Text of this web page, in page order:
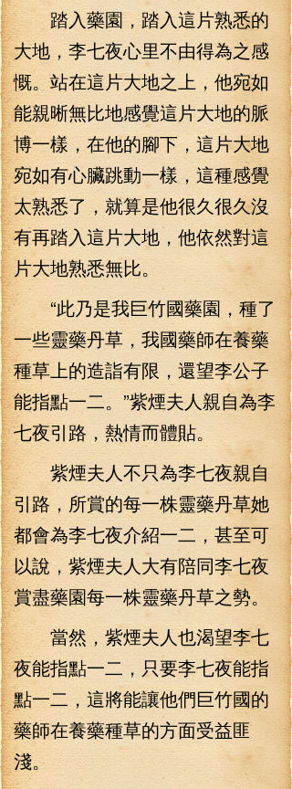
踏入藥園，踏入這片熟悉的
大地，李七夜心里不由得為之感
慨。站在這片大地之上，他宛如
能親晰無比地感覺這片大地的脈
博一樣，在他的腳下，這片大地
宛如有心臟跳動一樣，這種感覺
太熟悉了，就算是他很久很久沒
有再踏入這片大地，他依然對這
片大地熟悉無比。
“此乃是我巨竹國藥園，種了
一些靈藥丹草，我國藥師在養藥
種草上的造詣有限，還望李公子
能指點一二。”紫煙夫人親自為李
七夜引路，熱情而體貼。
紫煙夫人不只為李七夜親自
引路，所賞的每一株靈藥丹草她
都會為李七夜介紹一二，甚至可
以說，紫煙夫人大有陪同李七夜
賞盡藥園每一株靈藥丹草之勢。
當然，紫煙夫人也渴望李七
夜能指點一二，只要李七夜能指
點一二，這將能讓他們巨竹國的
藥師在養藥種草的方面受益匪
淺。